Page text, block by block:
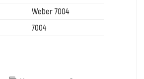
Weber 7004
7004